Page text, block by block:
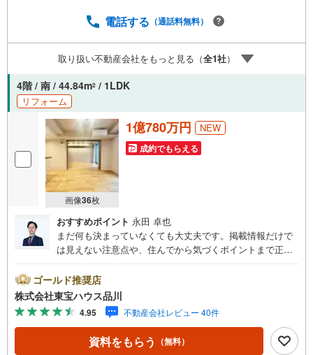
スライトは出金と譲渡はできません。ご案内・詳細な資料
（諸費用もOK）お気軽にお問い合わせください。
電話する （通話料無料）
取り扱い不動産会社をもっと見る（全1社）
4階 / 南 / 44.84m2 / 1LDK
リフォーム
画像36枚
1億780万円 NEW
成約でもらえる
おすすめポイント 永田 卓也
まだ何も決まっていなくても大丈夫です。掲載情報だけで
は見えない注意点や、住んでから気づくポイントまで正直
とも包み隠さずお伝えし、「納得して選ぶ」ためのサポー
トを大切にしています。現地でしか分からないリアルな情
報も含めて、一緒に後悔しない住まい探しを進めていきま
しょう。まずはお気軽にご相談ください。【Yahoo！ 不動
産キャンペーン対象店舗】当店で物件を成約するとPayPay
ボーナスライトがもらえる「Yahoo！ 不動産 物件ご成約キ
ゴールド推奨店
株式会社東宝ハウス品川
4.95 不動産会社レビュー 40件
資料をもらう （無料）